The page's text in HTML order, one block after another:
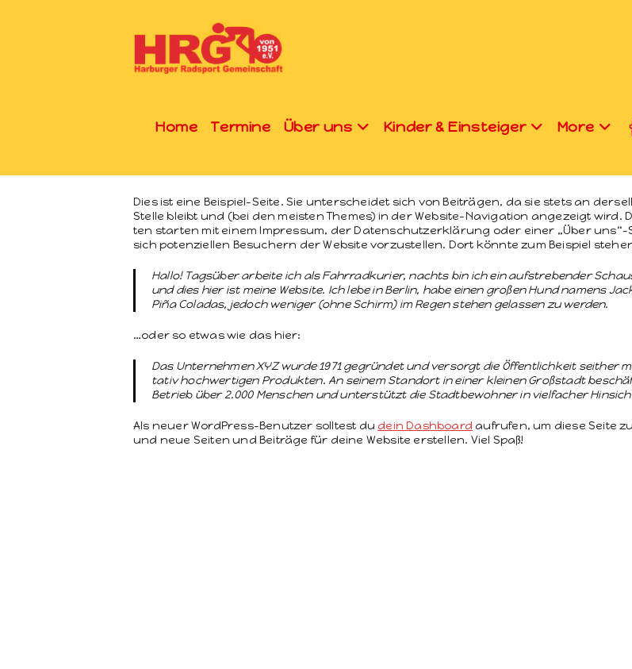
Home Termine Über uns Kinder & Einsteiger More
Dies ist eine Beispiel-Seite. Sie unter­schei­det sich von Beiträ­gen, da sie stets an
Stelle bleibt und (bei den meis­ten Themes) in der Web­site-Nav­i­ga­tion angezeigt wird.
ten starten mit einem Impres­sum, der Daten­schutzerk­lärung oder ein­er „Über uns“-
sich poten­ziellen Besuch­ern der Web­site vorzustellen. Dort kön­nte zum Beispiel
Hal­lo! Tagsüber arbeite ich als Fahrrad­kuri­er, nachts bin ich ein auf­streben­der
und dies hier ist meine Web­site. Ich lebe in Berlin, habe einen großen Hund namens
Piña Coladas, jedoch weniger (ohne Schirm) im Regen ste­hen gelassen zu werden.
…oder so etwas wie das hier:
Das Unternehmen XYZ wurde 1971 gegrün­det und ver­sorgt die Öffentlichkeit sei­ther
ta­tiv hochw­er­ti­gen Pro­duk­ten. An seinem Stan­dort in ein­er kleinen Großs­tadt
Betrieb über 2.000 Men­schen und unter­stützt die Stadt­be­wohn­er in vielfach­er
Als neuer Word­Press-Benutzer soll­test du dein Dash­board aufrufen, um diese Seite
und neue Seit­en und Beiträge für deine Web­site erstellen. Viel Spaß!